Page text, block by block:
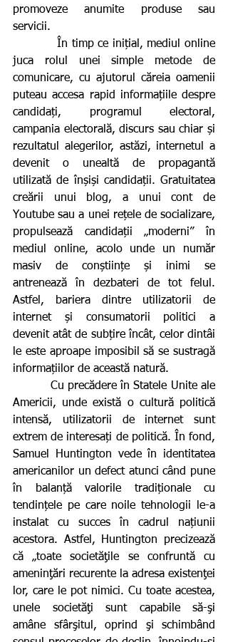
promoveze anumite produse sau
servicii.
juca rolul unei simple metode de
comunicare, cu ajutorul căreia oamenii
puteau accesa rapid informațiile despre
candidați, programul electoral,
campania electorală, discurs sau chiar și
rezultatul alegerilor, astăzi, internetul a
devenit o unealtă de propagantă
utilizată de înșiși candidații. Gratuitatea
creării unui blog, a unui cont de
Youtube sau a unei rețele de socializare,
propulsează candidații „moderni” în
mediul online, acolo unde un număr
masiv de conștiințe și inimi se
antrenează în dezbateri de tot felul.
Astfel, bariera dintre utilizatorii de
internet și consumatorii politici a
devenit atât de subțire încât, celor dintâi
le este aproape imposibil să se sustragă
informațiilor de această natură.
Americii, unde există o cultură politică
intensă, utilizatorii de internet sunt
extrem de interesați de politică. În fond,
Samuel Huntington vede în identitatea
americanilor un defect atunci când pune
în balanță valorile tradiționale cu
tendințele pe care noile tehnologii le-a
instalat cu succes în cadrul națiunii
acestora. Astfel, Huntington precizează
că „toate societăţile se confruntă cu
ameninţări recurente la adresa existenţei
lor, care le pot nimici. Cu toate acestea,
unele societăţi sunt capabile să-şi
amâne sfârşitul, oprind şi schimbând